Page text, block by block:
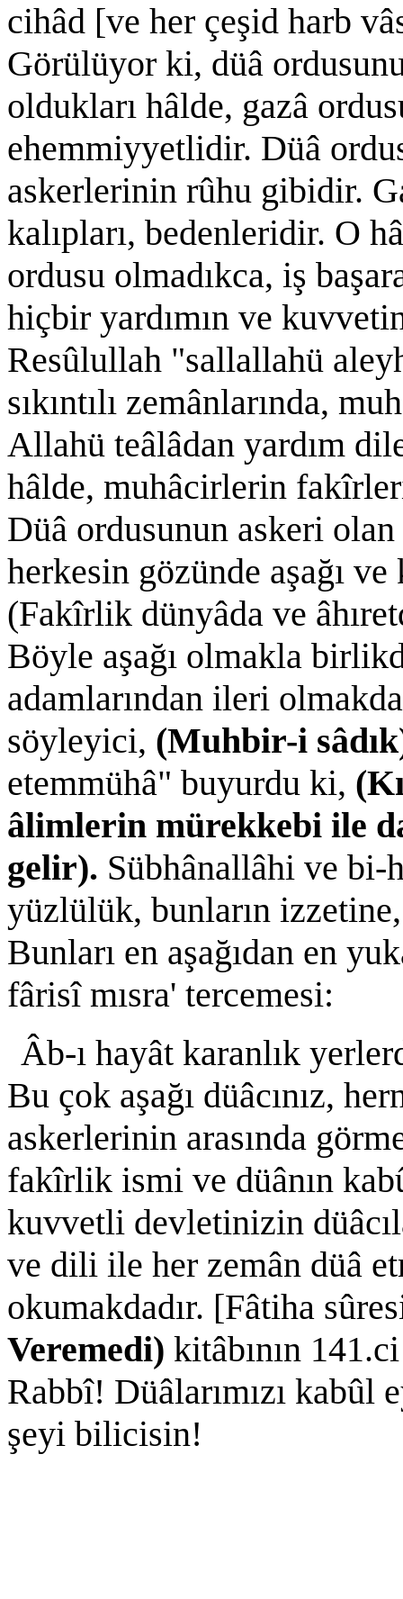
cihâd [ve her çeşid harb
Görülüyor ki, düâ
oldukları hâlde, gazâ
ehemmiyyetlidir. Düâ
askerlerinin rûhu gibidir.
kalıpları, bedenleridir. O
ordusu olmadıkca, iş
hiçbir yardımın ve
Resûlullah "sallallahü
sıkıntılı zemânlarında,
Allahü teâlâdan yardım
hâlde, muhâcirlerin
Düâ ordusunun askeri
herkesin gözünde aşağı
(Fakîrlik dünyâda ve
Böyle aşağı olmakla
adamlarından ileri
söyleyici, (Muhbir-i
etemmühâ" buyurdu ki,
âlimlerin mürekkebi ile
gelir). Sübhânallâhi ve bi-
yüzlülük, bunların
Bunları en aşağıdan en
fârisî mısra' tercemesi:
Âb-ı hayât karanlık
Bu çok aşağı düâcınız,
askerlerinin arasında
fakîrlik ismi ve düânın
kuvvetli devletinizin
ve dili ile her zemân düâ
okumakdadır. [Fâtiha
Veremedi) kitâbının
Rabbî! Düâlarımızı kabûl
şeyi bilicisin!